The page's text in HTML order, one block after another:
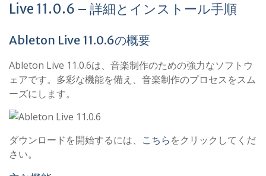
Live 11.0.6 – 詳細とインストール手順
Ableton Live 11.0.6の概要
Ableton Live 11.0.6は、音楽制作のための強力なソフトウ
ェアです。多彩な機能を備え、音楽制作のプロセスをスム
ーズにします。
ダウンロードを開始するには、 こちらをクリックしてくだ
さい。